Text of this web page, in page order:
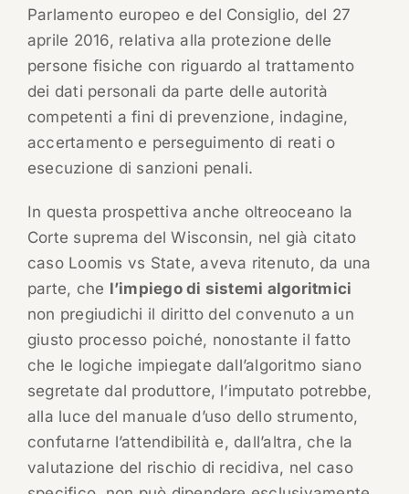
Parlamento europeo e del Consiglio, del 27
aprile 2016, relativa alla protezione delle
persone fisiche con riguardo al trattamento
dei dati personali da parte delle autorità
competenti a fini di prevenzione, indagine,
accertamento e perseguimento di reati o
esecuzione di sanzioni penali.
In questa prospettiva anche oltreoceano la
Corte suprema del Wisconsin, nel già citato
caso Loomis vs State, aveva ritenuto, da una
parte, che l’impiego di sistemi algoritmici
non pregiudichi il diritto del convenuto a un
giusto processo poiché, nonostante il fatto
che le logiche impiegate dall’algoritmo siano
segretate dal produttore, l’imputato potrebbe,
alla luce del manuale d’uso dello strumento,
confutarne l’attendibilità e, dall’altra, che la
valutazione del rischio di recidiva, nel caso